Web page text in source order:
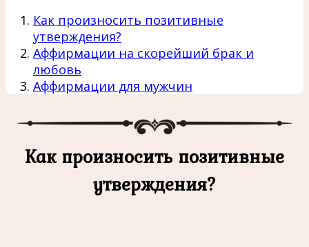
Как произносить позитивные
утверждения?
Аффирмации на скорейший брак и
любовь
Аффирмации для мужчин
Как произносить позитивные
утверждения?